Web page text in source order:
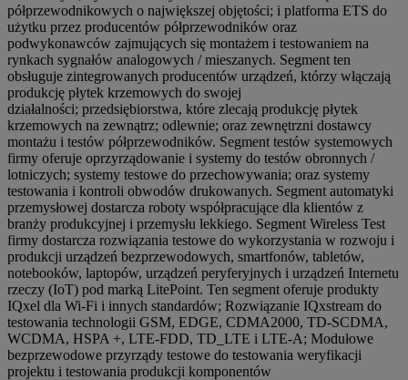
półprzewodnikowych o największej objętości; i platforma ETS do
użytku przez producentów półprzewodników oraz
podwykonawców zajmujących się montażem i testowaniem na
rynkach sygnałów analogowych / mieszanych. Segment ten
obsługuje zintegrowanych producentów urządzeń, którzy włączają
produkcję płytek krzemowych do swojej
działalności; przedsiębiorstwa, które zlecają produkcję płytek
krzemowych na zewnątrz; odlewnie; oraz zewnętrzni dostawcy
montażu i testów półprzewodników. Segment testów systemowych
firmy oferuje oprzyrządowanie i systemy do testów obronnych /
lotniczych; systemy testowe do przechowywania; oraz systemy
testowania i kontroli obwodów drukowanych. Segment automatyki
przemysłowej dostarcza roboty współpracujące dla klientów z
branży produkcyjnej i przemysłu lekkiego. Segment Wireless Test
firmy dostarcza rozwiązania testowe do wykorzystania w rozwoju i
produkcji urządzeń bezprzewodowych, smartfonów, tabletów,
notebooków, laptopów, urządzeń peryferyjnych i urządzeń Internetu
rzeczy (IoT) pod marką LitePoint. Ten segment oferuje produkty
IQxel dla Wi-Fi i innych standardów; Rozwiązanie IQxstream do
testowania technologii GSM, EDGE, CDMA2000, TD-SCDMA,
WCDMA, HSPA +, LTE-FDD, TD_LTE i LTE-A; Modułowe
bezprzewodowe przyrządy testowe do testowania weryfikacji
projektu i testowania produkcji komponentów